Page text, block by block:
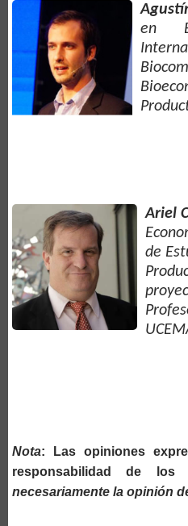
en
Ariel
de
Nota: Las opiniones
responsabilidad de
necesariamente la opinión